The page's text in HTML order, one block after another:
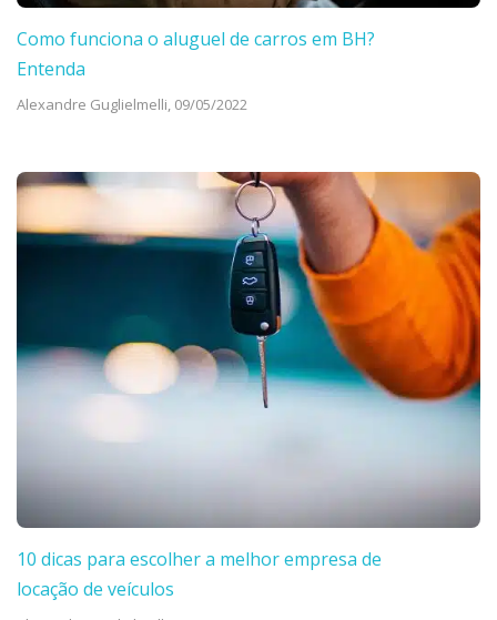
Como funciona o aluguel de carros em BH?
Entenda
Alexandre Guglielmelli, 09/05/2022
10 dicas para escolher a melhor empresa de
locação de veículos